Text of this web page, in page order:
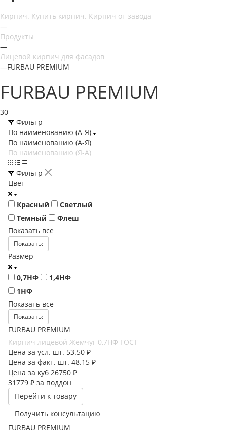
Кирпич. Купить кирпич. Кирпич от завода
—
Продукты
—
Лицевой кирпич для фасадов
—FURBAU PREMIUM
FURBAU PREMIUM
30
Фильтр
По наименованию (А-Я)
По наименованию (А-Я)
По наименованию (Я-А)
Фильтр
Цвет
Красный
Светлый
Темный
Флеш
Показать все
Показать:
Размер
0,7НФ
1,4НФ
1НФ
Показать все
Показать:
FURBAU PREMIUM
Кирпич лицевой Жемчуг 0,7НФ ГОСТ
Цена за усл. шт. 53.50 ₽
Цена за факт. шт. 48.15 ₽
Цена за куб 26750 ₽
31779 ₽ за поддон
Перейти к товару
Получить консультацию
FURBAU PREMIUM